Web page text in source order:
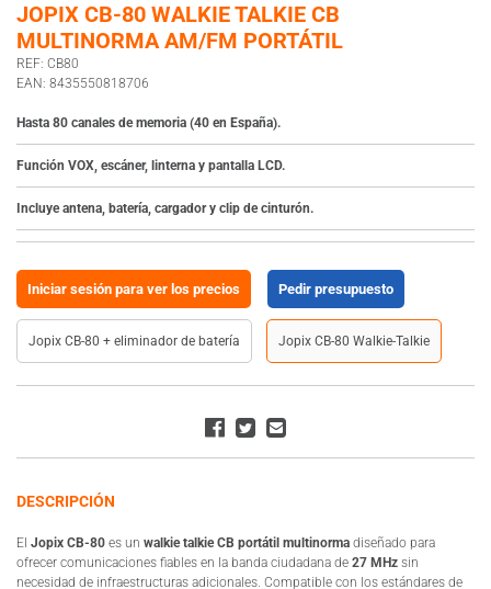
JOPIX CB-80 WALKIE TALKIE CB
MULTINORMA AM/FM PORTÁTIL
REF: CB80
EAN: 8435550818706
Hasta 80 canales de memoria (40 en España).
Función VOX, escáner, linterna y pantalla LCD.
Incluye antena, batería, cargador y clip de cinturón.
Iniciar sesión para ver los precios Pedir presupuesto
Jopix CB-80 + eliminador de batería Jopix CB-80 Walkie-Talkie
DESCRIPCIÓN
El Jopix CB-80 es un walkie talkie CB portátil multinorma diseñado para
ofrecer comunicaciones fiables en la banda ciudadana de 27 MHz sin
necesidad de infraestructuras adicionales. Compatible con los estándares de